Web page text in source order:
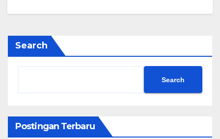
Search
Search
Postingan Terbaru